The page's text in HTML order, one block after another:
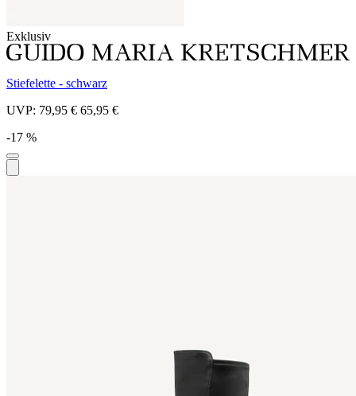
Exklusiv
Stiefelette - schwarz
UVP: 79,95 € 65,95 €
-17 %